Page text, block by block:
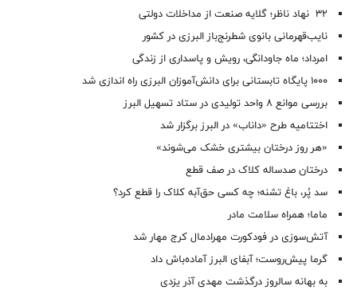
۳۲ نهاد ناظر؛ گلایه صنعت از مداخلات دولتی
نایب‌قهرمانی بانوی شطرنج‌باز البرزی در کشور
امرداد؛ ماه جاودانگی، رویش و پاسداری از زندگی
۱۰۰۰ پایگاه تابستانی برای دانش‌آموزان البرزی راه اندازی شد
بررسی موانع ۸ واحد تولیدی در ستاد تسهیل البرز
اختتامیه طرح «داناب» در البرز برگزار شد
«هر روز درختان بیشتری خشک می‌شوند»
درختان صدساله کلاک در صف قطع
سد پُر، باغ تشنه؛ چه کسی حق‌آبه کلاک را قطع کرد؟
ماما؛ همراه سلامت مادر
آتش‌سوزی در فودکورت مهرادمال کرج مهار شد
گرما پیش‌روست؛ آبفای البرز آماده‌باش داد
به بهانه سالروز درگذشت مهدی آذر یزدی